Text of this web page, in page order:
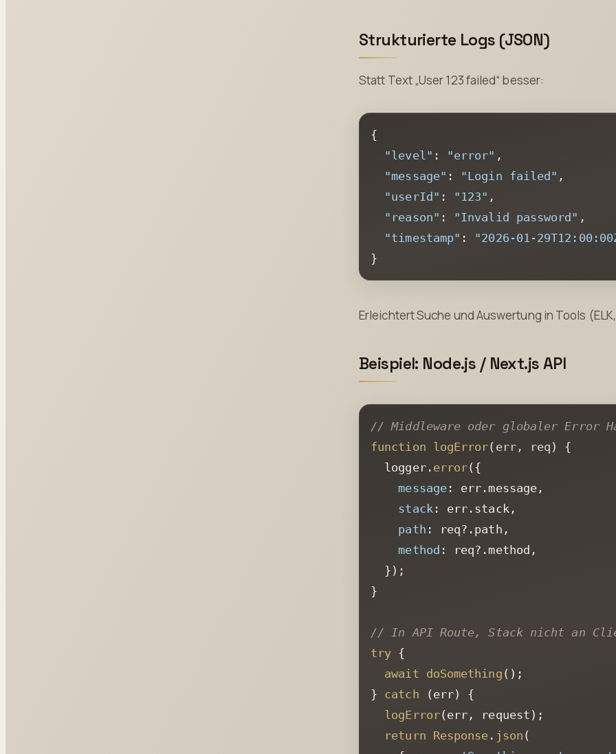
Strukturierte Logs (JSON)
Statt Text „User 123 failed“ besser:
{
"level" : "error" ,
"message" : "Login failed" ,
"userId" : "123" ,
"reason" : "Invalid password" ,
"timestamp" :
"2026-01-
}
Erleichtert Suche und Auswertung in Tools
Beispiel: Node.js / Next.js API
// Middleware oder globaler Error
function logError( err, req ) {
  logger.
error({
message: err. message ,
stack: err. stack,
path : req?. path ,
method : req?. method ,
  });
}
// In API Route, Stack nicht an
try {
await doSomething ();
} catch (err) {
logError(err, request);
return Response . json (